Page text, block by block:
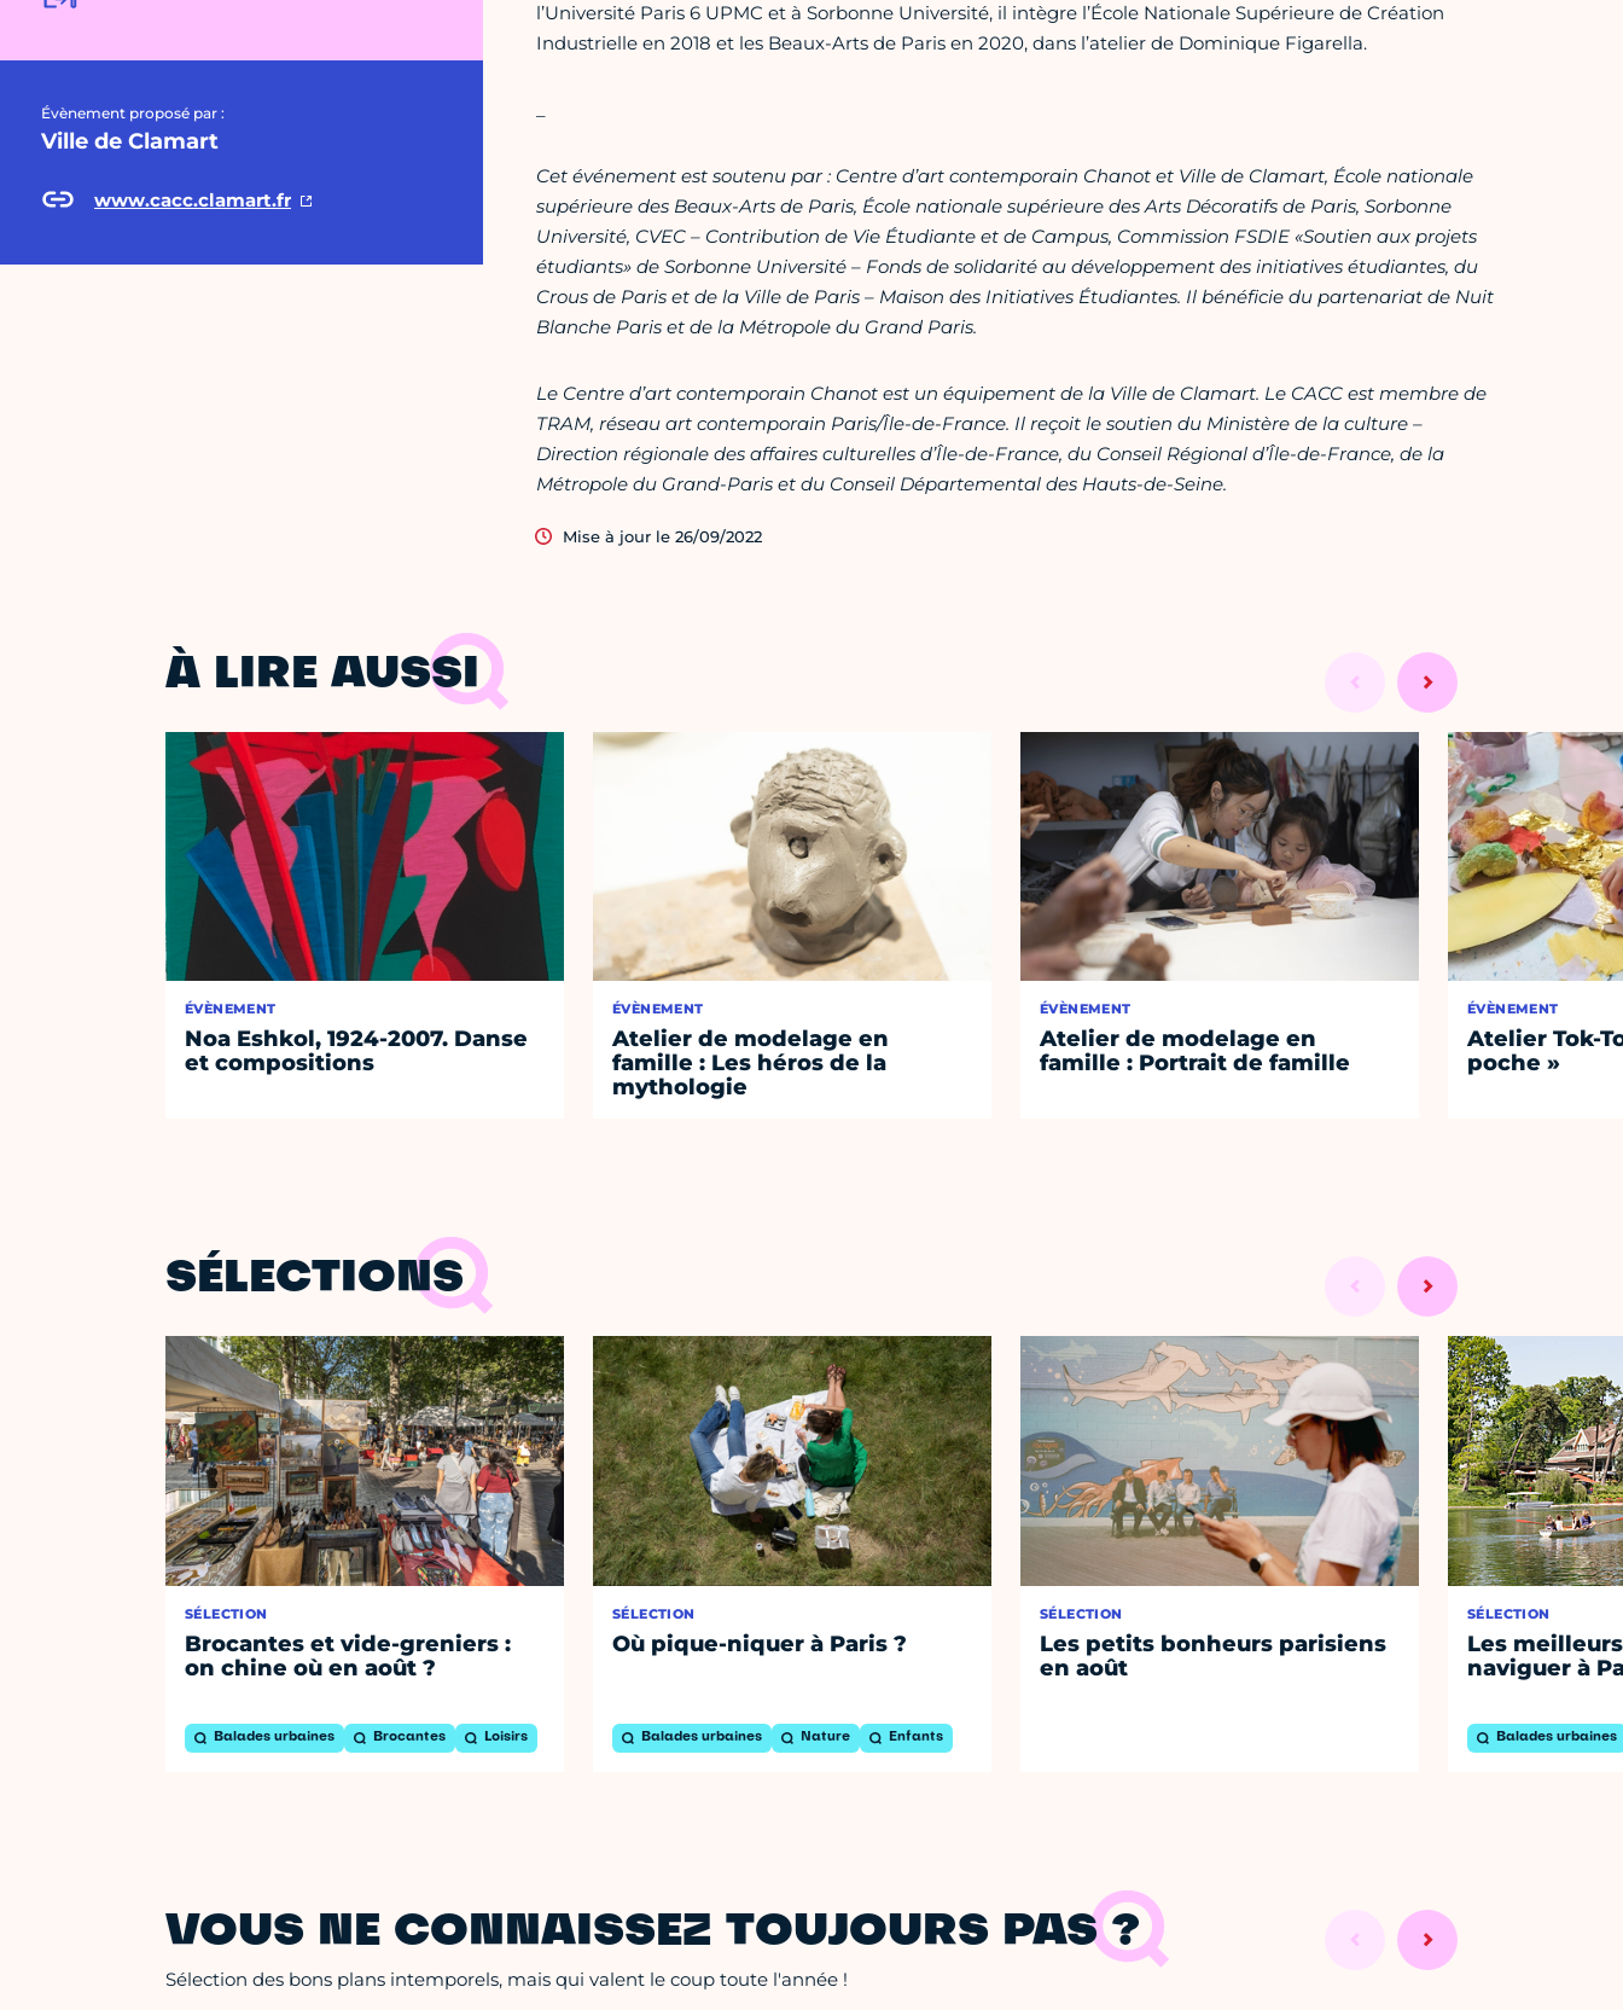
Évènement proposé par :
Ville de Clamart
www.cacc.clamart.fr
l’Université Paris 6 UPMC et à Sorbonne Université, il intègre l’École Nationale Supérieure de Création
Industrielle en 2018 et les Beaux-Arts de Paris en 2020, dans l’atelier de Dominique Figarella.
Cet événement est soutenu par : Centre d’art contemporain Chanot et Ville de Clamart, École nationale
supérieure des Beaux-Arts de Paris, École nationale supérieure des Arts Décoratifs de Paris, Sorbonne
Université, CVEC – Contribution de Vie Étudiante et de Campus, Commission FSDIE «Soutien aux projets
étudiants» de Sorbonne Université – Fonds de solidarité au développement des initiatives étudiantes, du
Crous de Paris et de la Ville de Paris – Maison des Initiatives Étudiantes. Il bénéficie du partenariat de Nuit
Blanche Paris et de la Métropole du Grand Paris.
Le Centre d’art contemporain Chanot est un équipement de la Ville de Clamart. Le CACC est membre de
TRAM, réseau art contemporain Paris/Île-de-France. Il reçoit le soutien du Ministère de la culture –
Direction régionale des affaires culturelles d’Île-de-France, du Conseil Régional d’Île-de-France, de la
Métropole du Grand-Paris et du Conseil Départemental des Hauts-de-Seine.
Mise à jour le 26/09/2022
À LIRE AUSSI
ÉVÈNEMENT
Noa Eshkol, 1924-2007. Danse
et compositions
ÉVÈNEMENT
Atelier de modelage en
famille : Les héros de la
mythologie
ÉVÈNEMENT
Atelier de modelage en
famille : Portrait de famille
ÉVÈNEMENT
Atelier Tok-
poche »
SÉLECTIONS
SÉLECTION
Brocantes et vide-greniers :
on chine où en août ?
Balades urbaines Brocantes Loisirs
SÉLECTION
Où pique-niquer à Paris ?
Balades urbaines Nature Enfants
SÉLECTION
Les petits bonheurs parisiens
en août
SÉLECTION
Les
naviguer à
Balades urbaines
VOUS NE CONNAISSEZ TOUJOURS PAS ?
Sélection des bons plans intemporels, mais qui valent le coup toute l'année !